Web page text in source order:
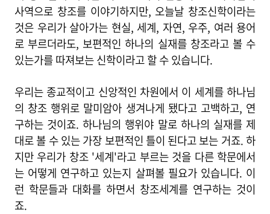
사역으로 창조를 이야기하지만, 오늘날 창조신학이라는
것은 우리가 살아가는 현실, 세계, 자연, 우주, 여러 용어
로 부르더라도, 보편적인 하나의 실재를 창조라고 볼 수
있는가를 따져보는 신학이라고 할 수 있습니다.
우리는 종교적이고 신앙적인 차원에서 이 세계를 하나님
의 창조 행위로 말미암아 생겨나게 됐다고 고백하고, 연
구하는 것이죠. 하나님의 행위야 말로 하나의 실재를 제
대로 볼 수 있는 가장 보편적인 틀이 된다고 보는 거죠. 하
지만 우리가 창조 '세계'라고 부르는 것을 다른 학문에서
는 어떻게 연구하고 있는지 살펴볼 필요가 있습니다. 이
런 학문들과 대화를 하면서 창조세계를 연구하는 것이
죠.